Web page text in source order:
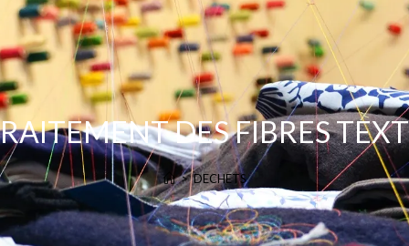
DES FIBRES
> DECHETS